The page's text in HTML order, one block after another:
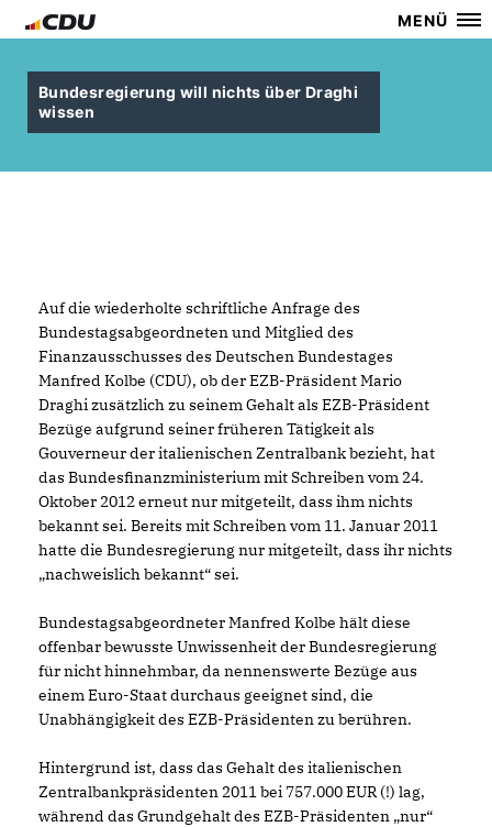
MENÜ
Bundesregierung will nichts über Draghi
wissen
Auf die wiederholte schriftliche Anfrage des
Bundestagsabgeordneten und Mitglied des
Finanzausschusses des Deutschen Bundestages
Manfred Kolbe (CDU), ob der EZB-Präsident Mario
Draghi zusätzlich zu seinem Gehalt als EZB-Präsident
Bezüge aufgrund seiner früheren Tätigkeit als
Gouverneur der italienischen Zentralbank bezieht, hat
das Bundesfinanzministerium mit Schreiben vom 24.
Oktober 2012 erneut nur mitgeteilt, dass ihm nichts
bekannt sei. Bereits mit Schreiben vom 11. Januar 2011
hatte die Bundesregierung nur mitgeteilt, dass ihr nichts
nachweislich bekannt“ sei.
Bundestagsabgeordneter Manfred Kolbe hält diese
offenbar bewusste Unwissenheit der Bundesregierung
für nicht hinnehmbar, da nennenswerte Bezüge aus
einem Euro-Staat durchaus geeignet sind, die
Unabhängigkeit des EZB-Präsidenten zu berühren.
Hintergrund ist, dass das Gehalt des italienischen
Zentralbankpräsidenten 2011 bei 757.000 EUR (!) lag,
während das Grundgehalt des EZB-Präsidenten „nur“